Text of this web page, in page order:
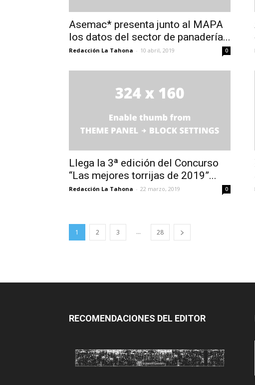
Asemac* presenta junto al MAPA
los datos del sector de panadería...
Redacción La Tahona - 10 abril, 2019 0
Llega la 3ª edición del Concurso
“Las mejores torrijas de 2019”...
Redacción La Tahona - 22 marzo, 2019 0
1 2 3 ... 28
RECOMENDACIONES DEL EDITOR